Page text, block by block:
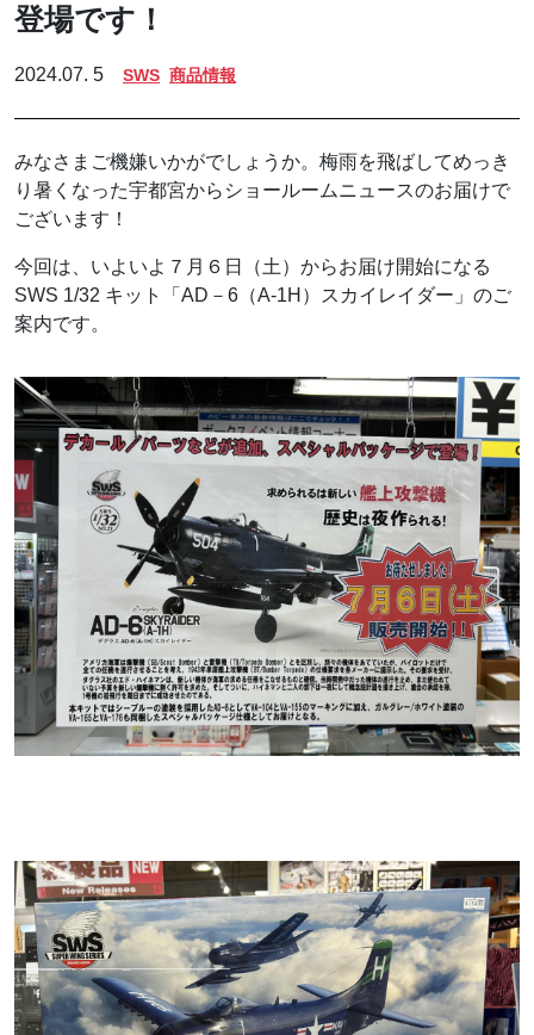
登場です！
2024.07. 5 SWS 商品情報
みなさまご機嫌いかがでしょうか。梅雨を飛ばしてめっき
り暑くなった宇都宮からショールームニュースのお届けで
ございます！
今回は、いよいよ７月６日（土）からお届け開始になる
SWS 1/32 キット「AD－6（A-1H）スカイレイダー」のご
案内です。